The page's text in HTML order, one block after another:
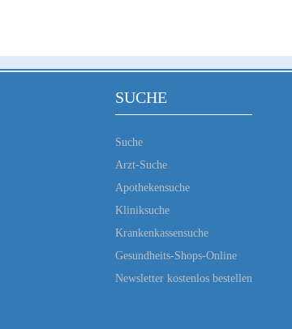
SUCHE
Suche
Arzt-Suche
Apothekensuche
Kliniksuche
Krankenkassensuche
Gesundheits-Shops-Online
Newsletter kostenlos bestellen